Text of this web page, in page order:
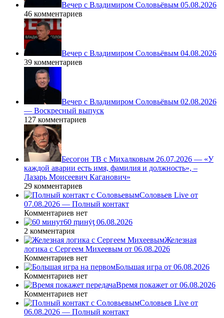
Вечер с Владимиром Соловьёвым 05.08.2026
46 комментариев
Вечер с Владимиром Соловьёвым 04.08.2026
39 комментариев
Вечер с Владимиром Соловьёвым 02.08.2026
— Воскресный выпуск
127 комментариев
Бесогон ТВ с Михалковым 26.07.2026 — «У
каждой аварии есть имя, фамилия и должность», –
Лазарь Моисеевич Каганович»
29 комментариев
Соловьев Live от
07.08.2026 — Полный контакт
Комментариев нет
60 ṃинẏƫ 06.08.2026
2 комментария
Железная
логика с Сергеем Михеевым от 06.08.2026
Комментариев нет
Большая игра от 06.08.2026
Комментариев нет
Время покажет от 06.08.2026
Комментариев нет
Соловьев Live от
06.08.2026 — Полный контакт